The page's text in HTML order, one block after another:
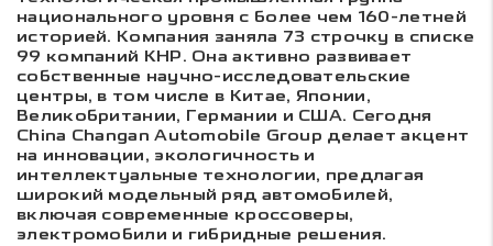
национального уровня с более чем 160-летней
историей. Компания заняла 73 строчку в списке
99 компаний КНР. Она активно развивает
собственные научно-исследовательские
центры, в том числе в Китае, Японии,
Великобритании, Германии и США. Сегодня
China Changan Automobile Group делает акцент
на инновации, экологичность и
интеллектуальные технологии, предлагая
широкий модельный ряд автомобилей,
включая современные кроссоверы,
электромобили и гибридные решения.